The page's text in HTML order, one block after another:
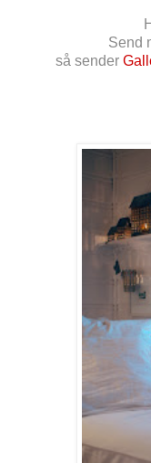
Send
så sender